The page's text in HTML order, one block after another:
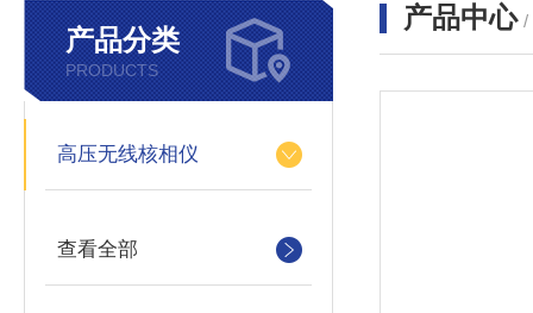
产品分类
PRODUCTS
高压无线核相仪
查看全部
产品中心 /